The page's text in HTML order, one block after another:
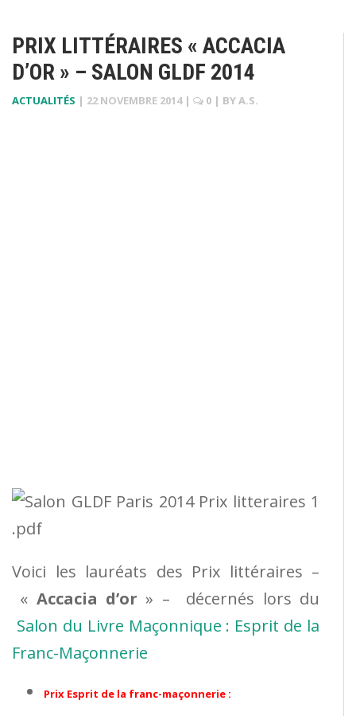
PRIX LITTÉRAIRES « ACCACIA
D’OR » – SALON GLDF 2014
ACTUALITÉS | 22 NOVEMBRE 2014 | 0 | BYA.S.
Voici les lauréats des Prix littéraires –
« Accacia d’or » – décernés lors du
Salon du Livre Maçonnique : Esprit de la
Franc-Maçonnerie
Prix Esprit de la franc-maçonnerie :